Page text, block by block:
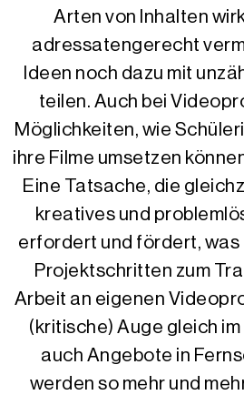
Arten von Inhalten
adressatengerecht
Ideen noch dazu mit
teilen. Auch bei
Möglichkeiten, wie
ihre Filme umsetzen
Eine Tatsache, die
kreatives und
erfordert und fördert, was
Projektschritten zum
Arbeit an eigenen
(kritische) Auge gleich
auch Angebote in
werden so mehr und